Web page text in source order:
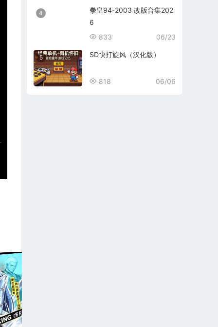
4
拳皇94-2003 改版合集202
6
06/23
833
5 SD快打旋风（汉化版）
06/06
818